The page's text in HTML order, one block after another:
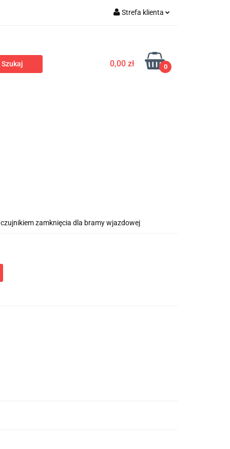
Strefa klienta
Zarejestruj się
Dodaj zgłoszenie
0,00 zł 0
zamknięcia dla bramy wjazdowej